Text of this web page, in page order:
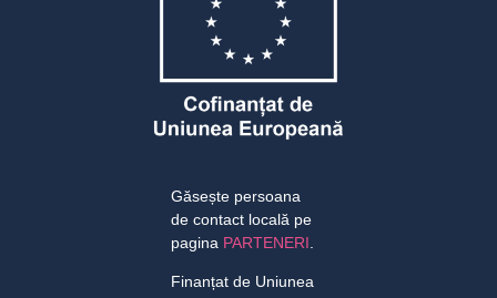
Găsește persoana
de contact locală pe
pagina PARTENERI
Finanțat de Uniunea